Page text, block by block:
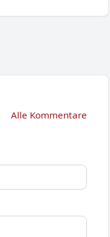
Alle Kommentare